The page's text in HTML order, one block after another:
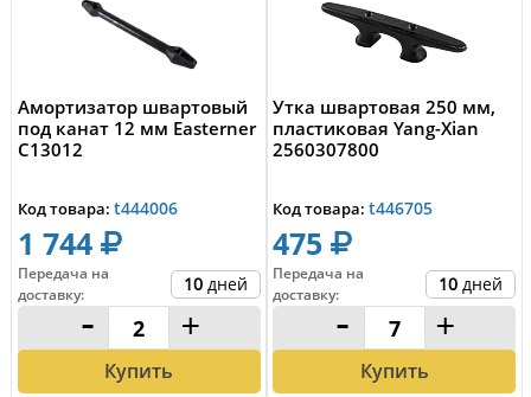
Амортизатор швартовый
под канат 12 мм Easterner
C13012
Код товара: t444006
1 744
Передача на
доставку: 10 дней
- +
Купить
Утка швартовая 250 мм,
пластиковая Yang-Xian
2560307800
Код товара: t446705
475
Передача на
доставку: 10 дней
- +
Купить